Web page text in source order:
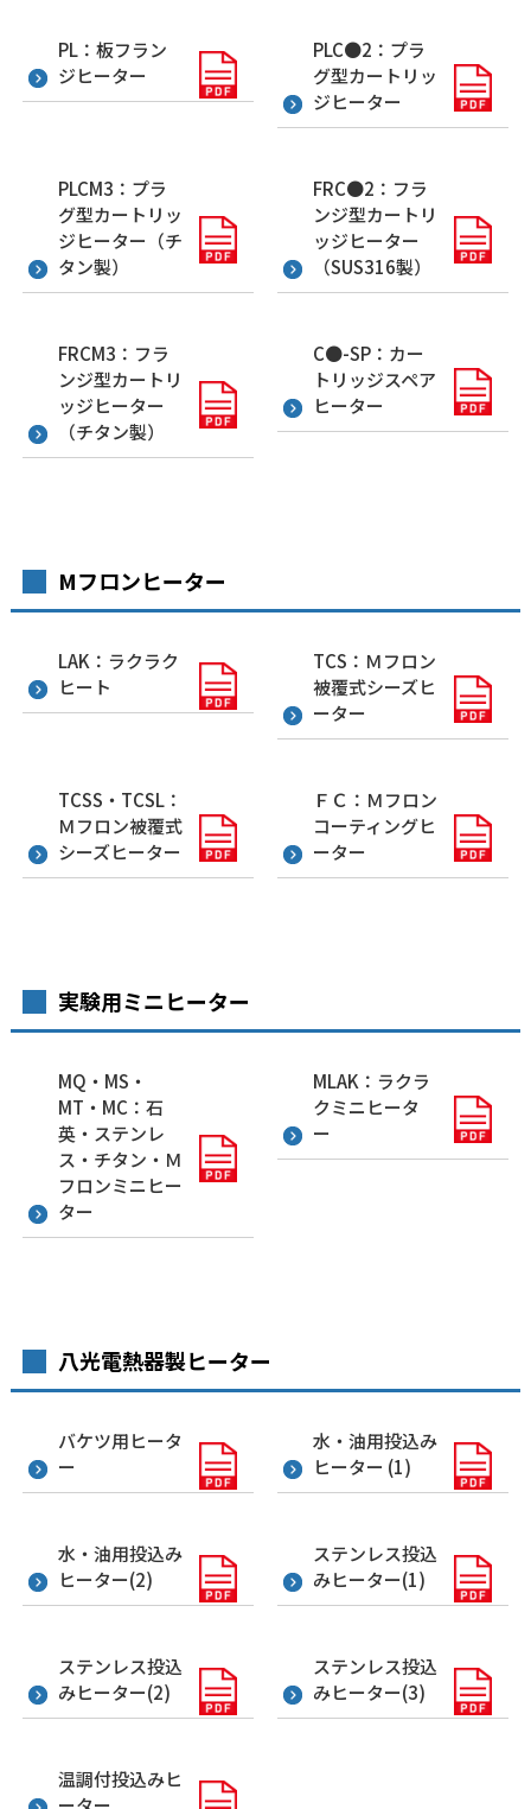
PL：板フラン
ジヒーター
PLC●2：プラ
グ型カートリッ
ジヒーター
PLCM3：プラ
グ型カートリッ
ジヒーター（チ
タン製）
FRC●2：フラ
ンジ型カートリ
ッジヒーター
（SUS316製）
FRCM3：フラ
ンジ型カートリ
ッジヒーター
（チタン製）
C●-SP：カー
トリッジスペア
ヒーター
Mフロンヒーター
LAK：ラクラク
ヒート
TCS：Ｍフロン
被覆式シーズヒ
ーター
TCSS・TCSL：
Ｍフロン被覆式
シーズヒーター
ＦＣ：Ｍフロン
コーティングヒ
ーター
実験用ミニヒーター
MQ・MS・
MT・MC：石
英・ステンレ
ス・チタン・Ｍ
フロンミニヒー
ター
MLAK：ラクラ
クミニヒータ
ー
八光電熱器製ヒーター
バケツ用ヒータ
ー
水・油用投込み
ヒーター (1)
水・油用投込み
ヒーター(2)
ステンレス投込
みヒーター(1)
ステンレス投込
みヒーター(2)
ステンレス投込
みヒーター(3)
温調付投込みヒ